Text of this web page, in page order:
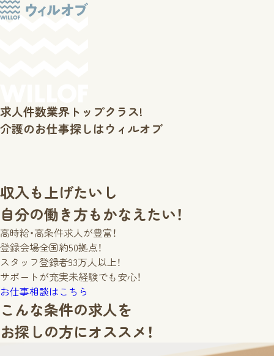
求人件数業界トップクラス!
介護のお仕事探しはウィルオブ
収入も上げたいし
自分の働き方もかなえたい！
高時給・高条件求人が豊富！
登録会場全国約50拠点！
スタッフ登録者93万人以上！
サポートが充実未経験でも安心！
お仕事相談はこちら
こんな条件の求人を
お探しの方にオススメ！